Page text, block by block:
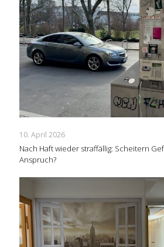
10. April 2026
Nach Haft wieder straffällig: Scheitern
Anspruch?